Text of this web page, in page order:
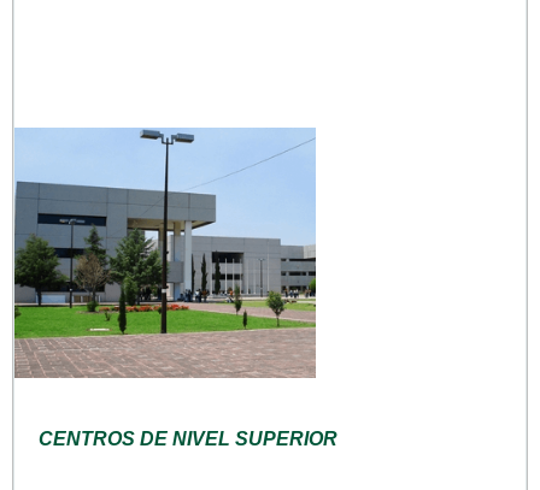
CENTROS DE NIVEL SUPERIOR